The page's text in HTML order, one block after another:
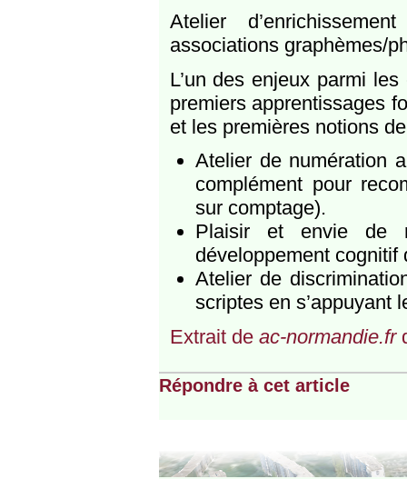
Atelier
associations graphèmes/
L’un des enjeux parmi
premiers apprentissages
et les premières notions
Atelier de numération
complément pour
sur comptage).
Plaisir et envie de
développement cognitif
Atelier de
scriptes en s’appuyant
Extrait de ac-normandie.fr
Répondre à cet article